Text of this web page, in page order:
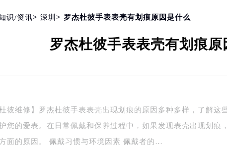
号东方广场写字楼W3座6层602室（需提前预约）
港汇中心写字楼2座37层3705室（需提前预约）
号星耀天地写字楼1号楼18层1803室（需提前预约）
号盐城金融城写字楼1号楼16层1604室（需提前预约）
399号置地商务中心东塔写字楼（华润万象城）17层1706室（需
识/资讯> 深圳 > 罗杰杜彼手表表壳有划痕原因是什么
罗杰杜彼手表表壳有划痕原
杜彼维修】罗杰杜彼手表表壳出现划痕的原因多种多样，了解这
您的爱表。在日常佩戴和保养过程中，如果发现表壳出现划痕
面的原因。 佩戴习惯与环境因素 佩戴者的…